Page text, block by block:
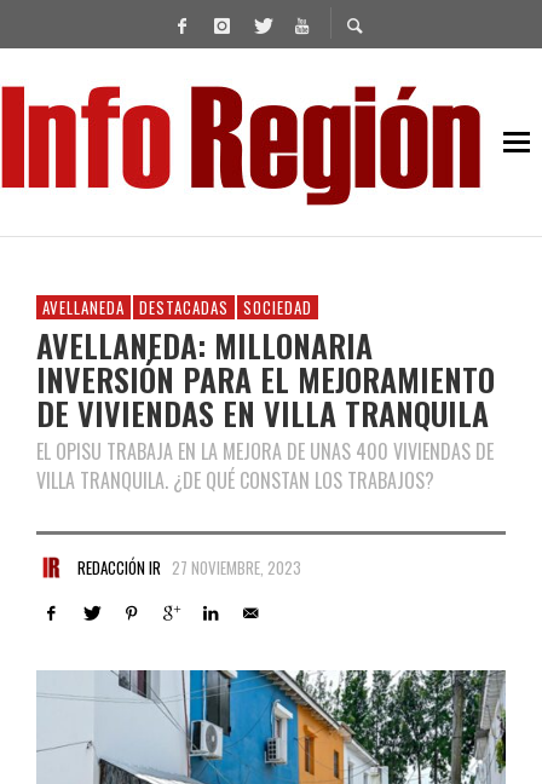
AVELLANEDA DESTACADAS SOCIEDAD
AVELLANEDA: MILLONARIA
INVERSIÓN PARA EL MEJORAMIENTO
DE VIVIENDAS EN VILLA TRANQUILA
EL OPISU TRABAJA EN LA MEJORA DE UNAS 400 VIVIENDAS DE
VILLA TRANQUILA. ¿DE QUÉ CONSTAN LOS TRABAJOS?
REDACCIÓN IR 27 NOVIEMBRE, 2023